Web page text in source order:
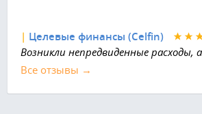
| Целевые финансы (Celfin)
Возникли непредвиденные расходы,
Все отзывы →